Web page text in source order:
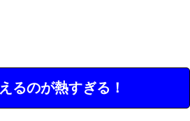
るのが熱すぎる！